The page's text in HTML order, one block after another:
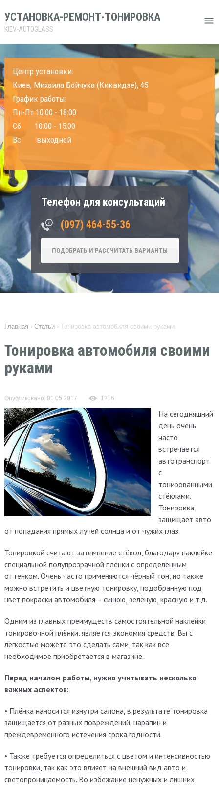
УСТАНОВКА-РЕМОНТ-ТОНИРОВКА
KIEV-AUTOGLASS
Центр установки:
Киев, Михаила Бойчука (Киквидзе), 45
График работы:
Пн-Пт 10:00 - 18:00
Сб 10:00 - 15:00
Вс выходной
Телефон для консультаций
‎(097) 464-55-36
ПОДОБРАТЬ И РАССЧИТАТЬ ВАРИАНТЫ
Главная › Статьи› Тонировка автомобиля своими руками
Тонировка автомобиля своими
руками
Опубликовано: 01.05.2017 1316
На сегодняшний
день очень
часто
встречается
автотранспорт
с
тонированными
стёклами.
Тонировка
защищает авто
от попадания прямых лучей солнца и от чужих глаз.
Тонировкой считают затемнение стёкол, благодаря наклейке
специальной полупрозрачной плёнки с определённым
оттенком. Очень часто применяются чёрный тон, но также
можно встретить и цветную тонировку, подобранную под
цвет покраски автомобиля – синюю, зелёную, красную и т.д.
Одним из главных преимуществ самостоятельной наклейки
тонировочной плёнки, является экономия средств. Вы с
лёгкостью можете это сделать сами, так как все
необходимое приобретается в магазине.
Перед началом работы, нужно учитывать несколько
важных аспектов:
• Плёнка наносится изнутри салона, в результате тонировка
защищается от разных повреждений, царапин и
преждевременного истечения срока годности.
• Также требуется определиться с цветом и интенсивностью
тонировки, так как это влияет на внешний вид авто и
светопроницаемость. Во избежание ненужных и лишних